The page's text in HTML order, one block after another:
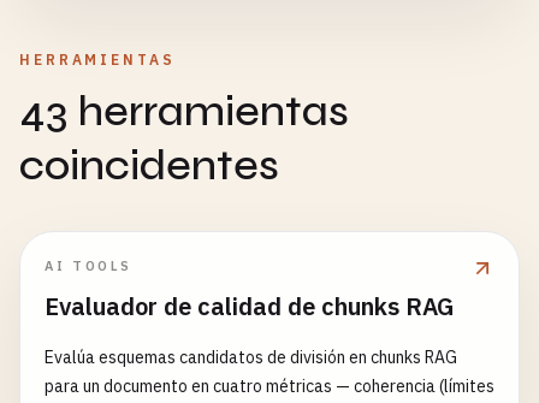
HERRAMIENTAS
43 herramientas
coincidentes
AI TOOLS
Evaluador de calidad de chunks RAG
Evalúa esquemas candidatos de división en chunks RAG
para un documento en cuatro métricas — coherencia (límites